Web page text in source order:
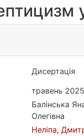
у
Дисертація
травень
Балінська
Олегівна
Неліпа,